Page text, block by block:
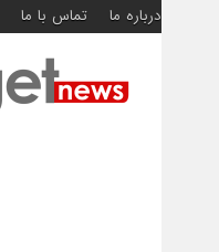
درباره ما تماس با ما